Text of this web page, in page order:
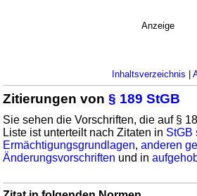
Anzeige
Inhaltsverzeichnis |
Zitierungen von§ 189 StGB
Sie sehen die Vorschriften, die auf §
Liste ist unterteilt nach Zitaten in StGB
Ermächtigungsgrundlagen,anderen
Änderungsvorschriften und in